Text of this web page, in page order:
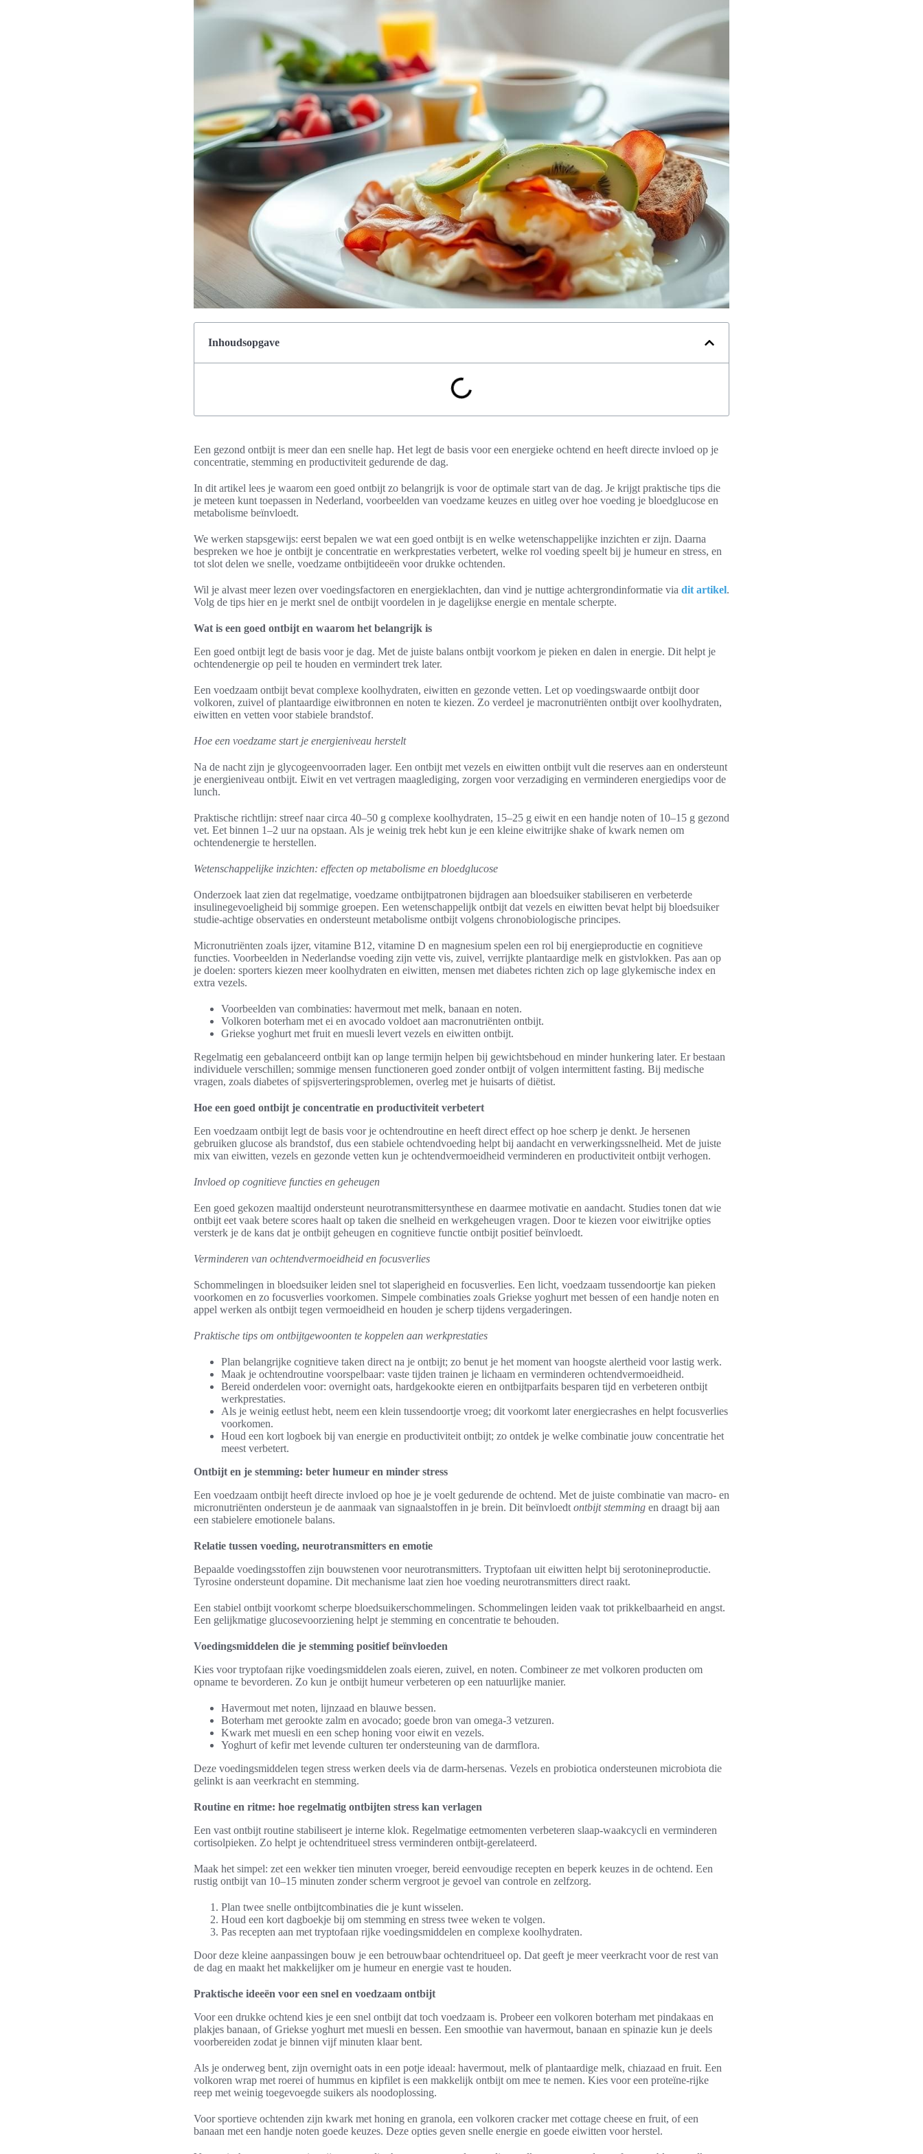
Inhoudsopgave
Een gezond ontbijt is meer dan een snelle hap. Het legt de basis voor een energieke ochtend en heeft directe invloed op je
concentratie, stemming en productiviteit gedurende de dag.
In dit artikel lees je waarom een goed ontbijt zo belangrijk is voor de optimale start van de dag. Je krijgt praktische tips die
je meteen kunt toepassen in Nederland, voorbeelden van voedzame keuzes en uitleg over hoe voeding je bloedglucose en
metabolisme beïnvloedt.
We werken stapsgewijs: eerst bepalen we wat een goed ontbijt is en welke wetenschappelijke inzichten er zijn. Daarna
bespreken we hoe je ontbijt je concentratie en werkprestaties verbetert, welke rol voeding speelt bij je humeur en stress, en
tot slot delen we snelle, voedzame ontbijtideeën voor drukke ochtenden.
Wil je alvast meer lezen over voedingsfactoren en energieklachten, dan vind je nuttige achtergrondinformatie via dit artikel.
Volg de tips hier en je merkt snel de ontbijt voordelen in je dagelijkse energie en mentale scherpte.
Wat is een goed ontbijt en waarom het belangrijk is
Een goed ontbijt legt de basis voor je dag. Met de juiste balans ontbijt voorkom je pieken en dalen in energie. Dit helpt je
ochtendenergie op peil te houden en vermindert trek later.
Een voedzaam ontbijt bevat complexe koolhydraten, eiwitten en gezonde vetten. Let op voedingswaarde ontbijt door
volkoren, zuivel of plantaardige eiwitbronnen en noten te kiezen. Zo verdeel je macronutriënten ontbijt over koolhydraten,
eiwitten en vetten voor stabiele brandstof.
Hoe een voedzame start je energieniveau herstelt
Na de nacht zijn je glycogeenvoorraden lager. Een ontbijt met vezels en eiwitten ontbijt vult die reserves aan en ondersteunt
je energieniveau ontbijt. Eiwit en vet vertragen maaglediging, zorgen voor verzadiging en verminderen energiedips voor de
lunch.
Praktische richtlijn: streef naar circa 40–50 g complexe koolhydraten, 15–25 g eiwit en een handje noten of 10–15 g gezond
vet. Eet binnen 1–2 uur na opstaan. Als je weinig trek hebt kun je een kleine eiwitrijke shake of kwark nemen om
ochtendenergie te herstellen.
Wetenschappelijke inzichten: effecten op metabolisme en bloedglucose
Onderzoek laat zien dat regelmatige, voedzame ontbijtpatronen bijdragen aan bloedsuiker stabiliseren en verbeterde
insulinegevoeligheid bij sommige groepen. Een wetenschappelijk ontbijt dat vezels en eiwitten bevat helpt bij bloedsuiker
studie-achtige observaties en ondersteunt metabolisme ontbijt volgens chronobiologische principes.
Micronutriënten zoals ijzer, vitamine B12, vitamine D en magnesium spelen een rol bij energieproductie en cognitieve
functies. Voorbeelden in Nederlandse voeding zijn vette vis, zuivel, verrijkte plantaardige melk en gistvlokken. Pas aan op
je doelen: sporters kiezen meer koolhydraten en eiwitten, mensen met diabetes richten zich op lage glykemische index en
extra vezels.
Voorbeelden van combinaties: havermout met melk, banaan en noten.
Volkoren boterham met ei en avocado voldoet aan macronutriënten ontbijt.
Griekse yoghurt met fruit en muesli levert vezels en eiwitten ontbijt.
Regelmatig een gebalanceerd ontbijt kan op lange termijn helpen bij gewichtsbehoud en minder hunkering later. Er bestaan
individuele verschillen; sommige mensen functioneren goed zonder ontbijt of volgen intermittent fasting. Bij medische
vragen, zoals diabetes of spijsverteringsproblemen, overleg met je huisarts of diëtist.
Hoe een goed ontbijt je concentratie en productiviteit verbetert
Een voedzaam ontbijt legt de basis voor je ochtendroutine en heeft direct effect op hoe scherp je denkt. Je hersenen
gebruiken glucose als brandstof, dus een stabiele ochtendvoeding helpt bij aandacht en verwerkingssnelheid. Met de juiste
mix van eiwitten, vezels en gezonde vetten kun je ochtendvermoeidheid verminderen en productiviteit ontbijt verhogen.
Invloed op cognitieve functies en geheugen
Een goed gekozen maaltijd ondersteunt neurotransmittersynthese en daarmee motivatie en aandacht. Studies tonen dat wie
ontbijt eet vaak betere scores haalt op taken die snelheid en werkgeheugen vragen. Door te kiezen voor eiwitrijke opties
versterk je de kans dat je ontbijt geheugen en cognitieve functie ontbijt positief beïnvloedt.
Verminderen van ochtendvermoeidheid en focusverlies
Schommelingen in bloedsuiker leiden snel tot slaperigheid en focusverlies. Een licht, voedzaam tussendoortje kan pieken
voorkomen en zo focusverlies voorkomen. Simpele combinaties zoals Griekse yoghurt met bessen of een handje noten en
appel werken als ontbijt tegen vermoeidheid en houden je scherp tijdens vergaderingen.
Praktische tips om ontbijtgewoonten te koppelen aan werkprestaties
Plan belangrijke cognitieve taken direct na je ontbijt; zo benut je het moment van hoogste alertheid voor lastig werk.
Maak je ochtendroutine voorspelbaar: vaste tijden trainen je lichaam en verminderen ochtendvermoeidheid.
Bereid onderdelen voor: overnight oats, hardgekookte eieren en ontbijtparfaits besparen tijd en verbeteren ontbijt
werkprestaties.
Als je weinig eetlust hebt, neem een klein tussendoortje vroeg; dit voorkomt later energiecrashes en helpt focusverlies
voorkomen.
Houd een kort logboek bij van energie en productiviteit ontbijt; zo ontdek je welke combinatie jouw concentratie het
meest verbetert.
Ontbijt en je stemming: beter humeur en minder stress
Een voedzaam ontbijt heeft directe invloed op hoe je je voelt gedurende de ochtend. Met de juiste combinatie van macro- en
micronutriënten ondersteun je de aanmaak van signaalstoffen in je brein. Dit beïnvloedt ontbijt stemming en draagt bij aan
een stabielere emotionele balans.
Relatie tussen voeding, neurotransmitters en emotie
Bepaalde voedingsstoffen zijn bouwstenen voor neurotransmitters. Tryptofaan uit eiwitten helpt bij serotonineproductie.
Tyrosine ondersteunt dopamine. Dit mechanisme laat zien hoe voeding neurotransmitters direct raakt.
Een stabiel ontbijt voorkomt scherpe bloedsuikerschommelingen. Schommelingen leiden vaak tot prikkelbaarheid en angst.
Een gelijkmatige glucosevoorziening helpt je stemming en concentratie te behouden.
Voedingsmiddelen die je stemming positief beïnvloeden
Kies voor tryptofaan rijke voedingsmiddelen zoals eieren, zuivel, en noten. Combineer ze met volkoren producten om
opname te bevorderen. Zo kun je ontbijt humeur verbeteren op een natuurlijke manier.
Havermout met noten, lijnzaad en blauwe bessen.
Boterham met gerookte zalm en avocado; goede bron van omega-3 vetzuren.
Kwark met muesli en een schep honing voor eiwit en vezels.
Yoghurt of kefir met levende culturen ter ondersteuning van de darmflora.
Deze voedingsmiddelen tegen stress werken deels via de darm-hersenas. Vezels en probiotica ondersteunen microbiota die
gelinkt is aan veerkracht en stemming.
Routine en ritme: hoe regelmatig ontbijten stress kan verlagen
Een vast ontbijt routine stabiliseert je interne klok. Regelmatige eetmomenten verbeteren slaap-waakcycli en verminderen
cortisolpieken. Zo helpt je ochtendritueel stress verminderen ontbijt-gerelateerd.
Maak het simpel: zet een wekker tien minuten vroeger, bereid eenvoudige recepten en beperk keuzes in de ochtend. Een
rustig ontbijt van 10–15 minuten zonder scherm vergroot je gevoel van controle en zelfzorg.
Plan twee snelle ontbijtcombinaties die je kunt wisselen.
Houd een kort dagboekje bij om stemming en stress twee weken te volgen.
Pas recepten aan met tryptofaan rijke voedingsmiddelen en complexe koolhydraten.
Door deze kleine aanpassingen bouw je een betrouwbaar ochtendritueel op. Dat geeft je meer veerkracht voor de rest van
de dag en maakt het makkelijker om je humeur en energie vast te houden.
Praktische ideeën voor een snel en voedzaam ontbijt
Voor een drukke ochtend kies je een snel ontbijt dat toch voedzaam is. Probeer een volkoren boterham met pindakaas en
plakjes banaan, of Griekse yoghurt met muesli en bessen. Een smoothie van havermout, banaan en spinazie kun je deels
voorbereiden zodat je binnen vijf minuten klaar bent.
Als je onderweg bent, zijn overnight oats in een potje ideaal: havermout, melk of plantaardige melk, chiazaad en fruit. Een
volkoren wrap met roerei of hummus en kipfilet is een makkelijk ontbijt om mee te nemen. Kies voor een proteïne-rijke
reep met weinig toegevoegde suikers als noodoplossing.
Voor sportieve ochtenden zijn kwark met honing en granola, een volkoren cracker met cottage cheese en fruit, of een
banaan met een handje noten goede keuzes. Deze opties geven snelle energie en goede eiwitten voor herstel.